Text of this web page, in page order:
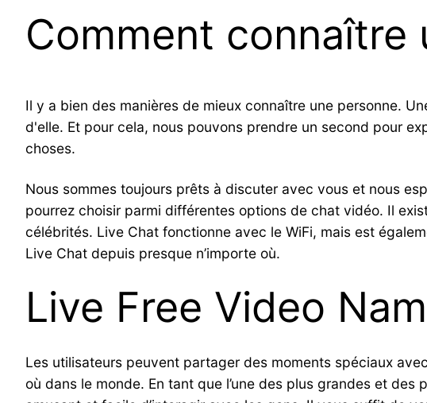
Comment connaître
Il y a bien des manières de mieux connaître une personne.
d'elle. Et pour cela, nous pouvons prendre un second pour
choses.
Nous sommes toujours prêts à discuter avec vous et nous
pourrez choisir parmi différentes options de chat vidéo. Il
célébrités. Live Chat fonctionne avec le WiFi, mais est
Live Chat depuis presque n’importe où.
Live Free Video
Les utilisateurs peuvent partager des moments spéciaux
où dans le monde. En tant que l’une des plus grandes et